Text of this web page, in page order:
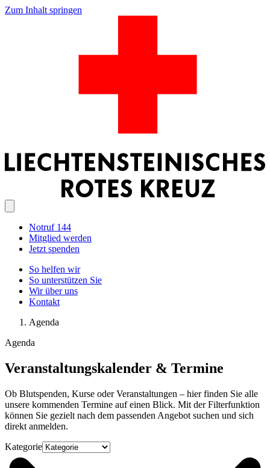
Zum Inhalt springen
Notruf 144
Mitglied werden
Jetzt spenden
So helfen wir
So unterstützen Sie
Wir über uns
Kontakt
Agenda
Agenda
Veranstaltungskalender & Termine
Ob Blutspenden, Kurse oder Veranstaltungen – hier finden Sie alle
unsere kommenden Termine auf einen Blick. Mit der Filterfunktion
können Sie gezielt nach dem passenden Angebot suchen und sich
direkt anmelden.
Kategorie